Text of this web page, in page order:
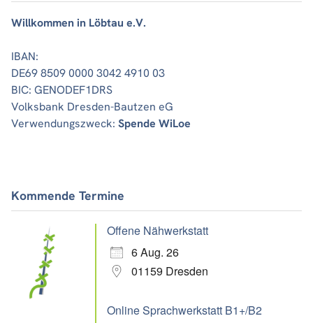
Willkommen in Löbtau e.V.
IBAN:
DE69 8509 0000 3042 4910 03
BIC: GENODEF1DRS
Volksbank Dresden-Bautzen eG
Verwendungszweck: Spende WiLoe
Kommende Termine
Offene Nähwerkstatt
6 Aug. 26
01159 Dresden
Online Sprachwerkstatt B1+/B2